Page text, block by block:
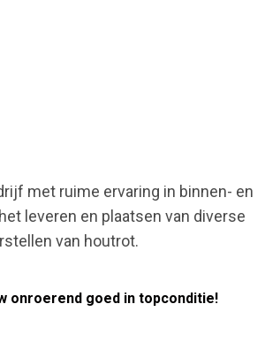
met ruime ervaring in binnen- en
leveren en plaatsen van diverse
van houtrot.
onroerend goed in topconditie!